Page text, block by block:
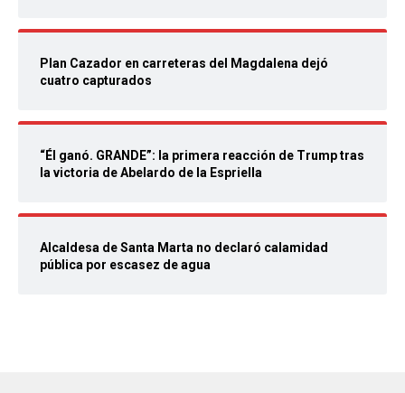
Plan Cazador en carreteras del Magdalena dejó
cuatro capturados
“Él ganó. GRANDE”: la primera reacción de Trump tras
la victoria de Abelardo de la Espriella
Alcaldesa de Santa Marta no declaró calamidad
pública por escasez de agua